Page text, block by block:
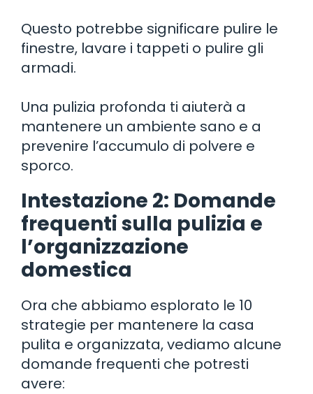
Questo potrebbe significare pulire le
finestre, lavare i tappeti o pulire gli
armadi.
Una pulizia profonda ti aiuterà a
mantenere un ambiente sano e a
prevenire l’accumulo di polvere e
sporco.
Intestazione 2: Domande
frequenti sulla pulizia e
l’organizzazione
domestica
Ora che abbiamo esplorato le 10
strategie per mantenere la casa
pulita e organizzata, vediamo alcune
domande frequenti che potresti
avere: